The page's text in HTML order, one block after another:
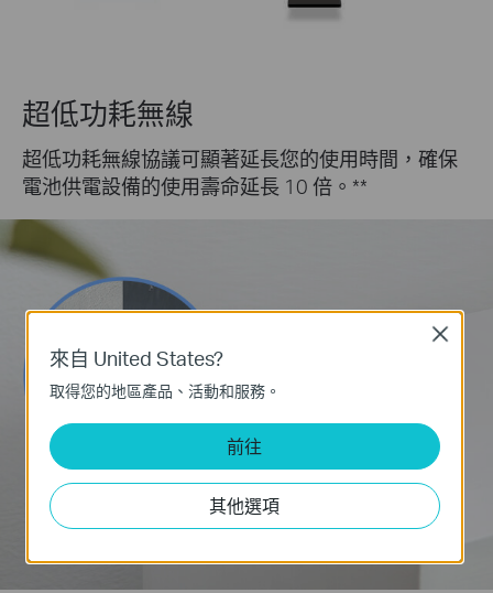
超低功耗無線
超低功耗無線協議可顯著延長您的使用時間，確保
電池供電設備的使用壽命延長 10 倍。**
來自 United States?
取得您的地區產品、活動和服務。
前往
其他選項
Close